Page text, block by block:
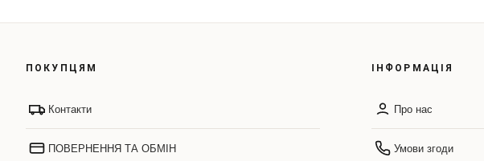
ПОКУПЦЯМ
Контакти
ПОВЕРНЕННЯ ТА ОБМІН
ІНФОРМАЦІЯ
Про нас
Умови згоди